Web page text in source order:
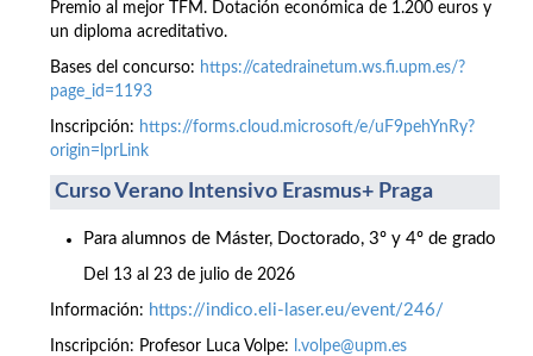
Premio al mejor TFM. Dotación económica de 1.200 euros y
un diploma acreditativo.
Bases del concurso: https://catedrainetum.ws.fi.upm.es/?
page_id=1193
Inscripción: https://forms.cloud.microsoft/e/uF9pehYnRy?
origin=lprLink
Curso Verano Intensivo Erasmus+ Praga
Para alumnos de Máster, Doctorado, 3º y 4º de grado
Del 13 al 23 de julio de 2026
Información: https://indico.eli-laser.eu/event/246/
Inscripción: Profesor Luca Volpe: l.volpe@upm.es